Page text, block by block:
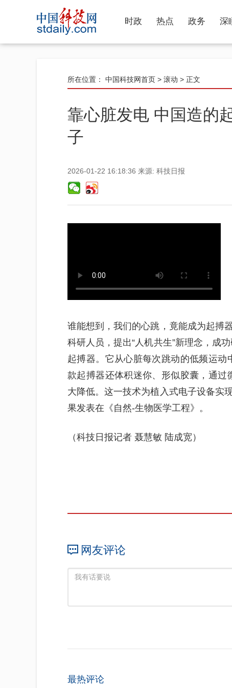
时政 热点 政务 深
所在位置： 中国科技网首页 > 滚动 > 正文
靠心脏发电 中国造的
子
2026-01-22 16:18:36 来源: 科技日报
谁能想到，我们的心跳，竟能成为起搏
科研人员，提出“人机共生”新理念，成
起搏器。它从心脏每次跳动的低频运
款起搏器还体积迷你、形似胶囊，通
大降低。这一技术为植入式电子设备实
果发表在《自然-生物医学工程》。
（科技日报记者 聂慧敏 陆成宽）
网友评论
最热评论